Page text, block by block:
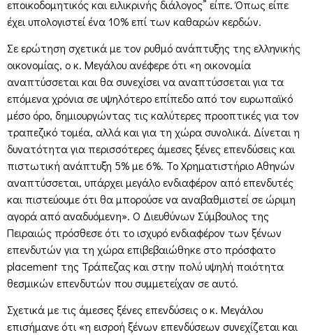
εποικοδομητικός και ειλικρινής διάλογος” είπε. Όπως είπε
έχει υπολογιστεί ένα 10% επί των καθαρών κερδών.
Σε ερώτηση σχετικά με τον ρυθμό ανάπτυξης της ελληνικής
οικονομίας, ο κ. Μεγάλου ανέφερε ότι «η οικονομία
αναπτύσσεται και θα συνεχίσει να αναπτύσσεται για τα
επόμενα χρόνια σε υψηλότερο επίπεδο από τον ευρωπαϊκό
μέσο όρο, δημιουργώντας τις καλύτερες προοπτικές για τον
τραπεζικό τομέα, αλλά και για τη χώρα συνολικά. Δίνεται η
δυνατότητα για περισσότερες άμεσες ξένες επενδύσεις και
πιστωτική ανάπτυξη 5% με 6%. Το Χρηματιστήριο Αθηνών
αναπτύσσεται, υπάρχει μεγάλο ενδιαφέρον από επενδυτές
και πιστεύουμε ότι θα μπορούσε να αναβαθμιστεί σε ώριμη
αγορά από αναδυόμενη». Ο Διευθύνων Σύμβουλος της
Πειραιώς πρόσθεσε ότι το ισχυρό ενδιαφέρον των ξένων
επενδυτών για τη χώρα επιβεβαιώθηκε στο πρόσφατο
placement της Τράπεζας και στην πολύ υψηλή ποιότητα
θεσμικών επενδυτών που συμμετείχαν σε αυτό.
Σχετικά με τις άμεσες ξένες επενδύσεις ο κ. Μεγάλου
επισήμανε ότι «η εισροή ξένων επενδύσεων συνεχίζεται και